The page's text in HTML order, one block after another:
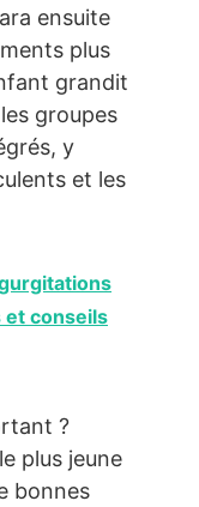
ensuite
plus
grandit
groupes
y
et les
et conseils
?
plus jeune
bonnes